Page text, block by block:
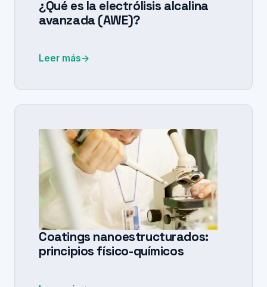
¿Qué es la electrólisis alcalina
avanzada (AWE)?
Leer más→
Coatings nanoestructurados:
principios físico-químicos